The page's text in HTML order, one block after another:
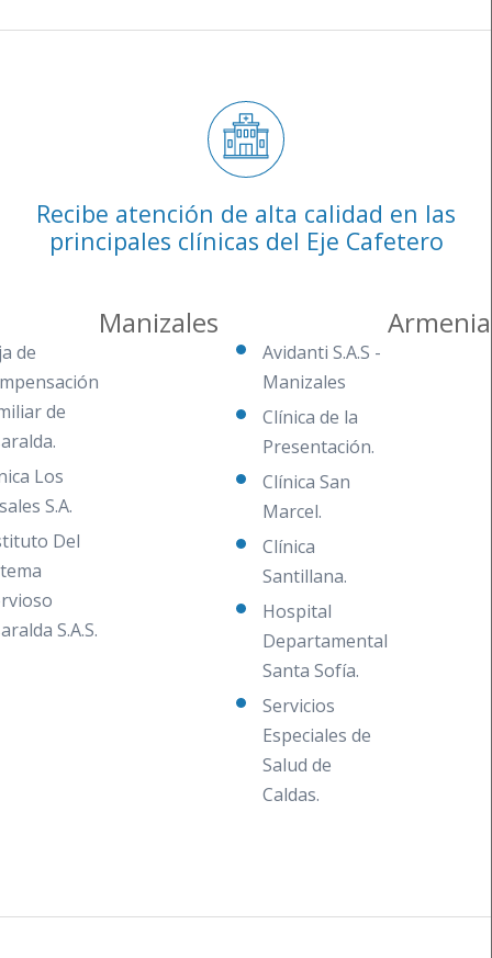
Recibe atención de alta calidad en las
principales clínicas del Eje Cafetero
de
de
Los
S.A.
Del
S.A.S.
Manizales
Avidanti S.A.S -
Manizales
Clínica de la
Presentación.
Clínica San
Marcel.
Clínica
Santillana.
Hospital
Departamental
Santa Sofía.
Servicios
Especiales de
Salud de
Caldas.
Armenia